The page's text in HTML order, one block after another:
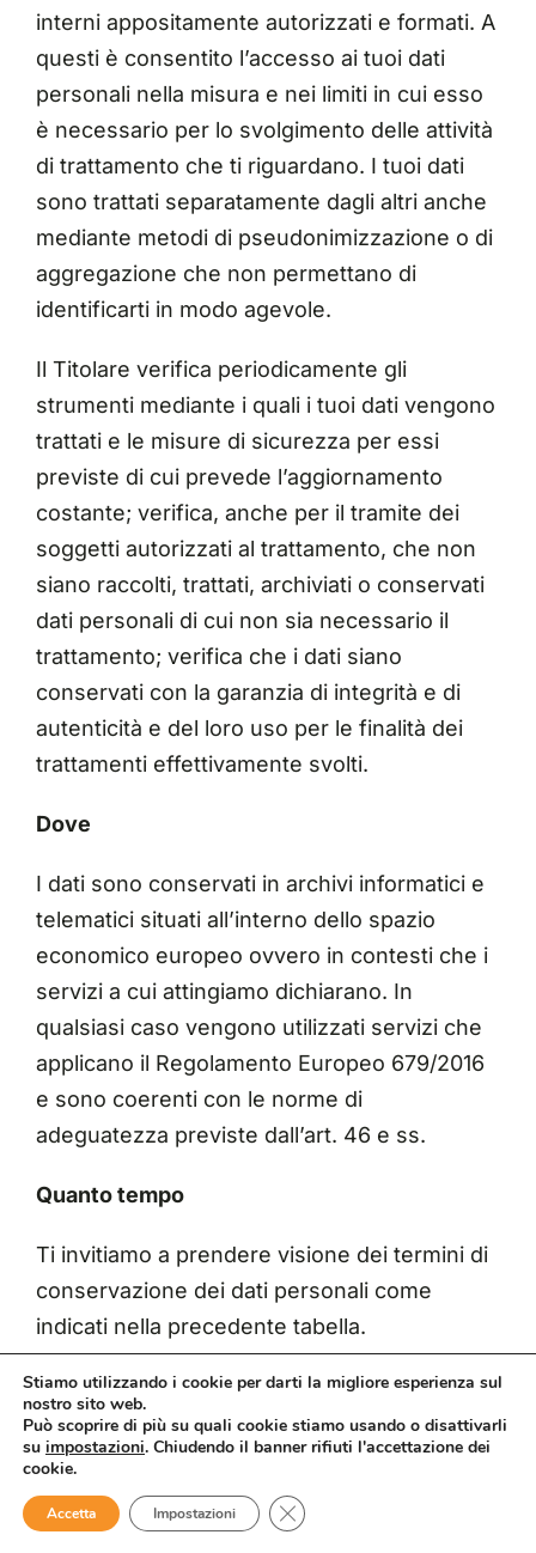
interni appositamente autorizzati e formati. A
questi è consentito l’accesso ai tuoi dati
personali nella misura e nei limiti in cui esso
è necessario per lo svolgimento delle attività
di trattamento che ti riguardano. I tuoi dati
sono trattati separatamente dagli altri anche
mediante metodi di pseudonimizzazione o di
aggregazione che non permettano di
identificarti in modo agevole.
Il Titolare verifica periodicamente gli
strumenti mediante i quali i tuoi dati vengono
trattati e le misure di sicurezza per essi
previste di cui prevede l’aggiornamento
costante; verifica, anche per il tramite dei
soggetti autorizzati al trattamento, che non
siano raccolti, trattati, archiviati o conservati
dati personali di cui non sia necessario il
trattamento; verifica che i dati siano
conservati con la garanzia di integrità e di
autenticità e del loro uso per le finalità dei
trattamenti effettivamente svolti.
Dove
I dati sono conservati in archivi informatici e
telematici situati all’interno dello spazio
economico europeo ovvero in contesti che i
servizi a cui attingiamo dichiarano. In
qualsiasi caso vengono utilizzati servizi che
applicano il Regolamento Europeo 679/2016
e sono coerenti con le norme di
adeguatezza previste dall’art. 46 e ss.
Quanto tempo
Ti invitiamo a prendere visione dei termini di
conservazione dei dati personali come
indicati nella precedente tabella.
Quali sono i tuoi diritti?
In sostanza tu, in ogni momento e a titolo
gratuito e senza oneri e formalità particolari
per la tua richiesta, puoi:
Stiamo utilizzando i cookie per darti la migliore esperienza sul
nostro sito web.
Può scoprire di più su quali cookie stiamo usando o disattivarli
su impostazioni. Chiudendo il banner rifiuti l'accettazione dei
cookie.
Accetta Impostazioni Close GDPR Cookie Banner